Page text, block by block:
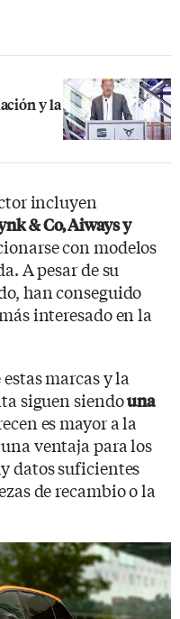
y la
incluyen
& Co, Aiways y
con modelos
A pesar de su
han conseguido
interesado en la
marcas y la
siguen siendouna
es mayor a la
ventaja para los
datos suficientes
de recambio o la